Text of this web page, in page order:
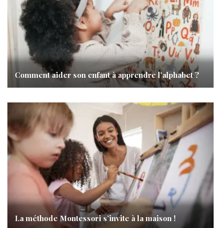
Comment aider son enfant à apprendre l’alphabet ?
La méthode Montessori s’invite à la maison !